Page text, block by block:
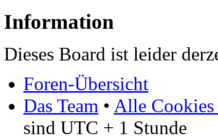
Information
Dieses Board ist leider
Foren-Übersicht
Das Team • Alle Cookies
sind UTC + 1 Stunde